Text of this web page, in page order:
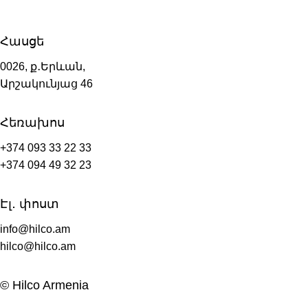
Հասցե
0026, ք․Երևան,
Արշակունյաց 46
Հեռախոս
+374 093 33 22 33
+374 094 49 32 23
Էլ․ փոստ
info@hilco.am
hilco@hilco.am
© Hilco Armenia